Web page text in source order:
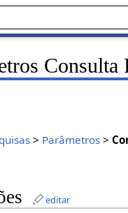
Consulta
> Parâmetros >
editar